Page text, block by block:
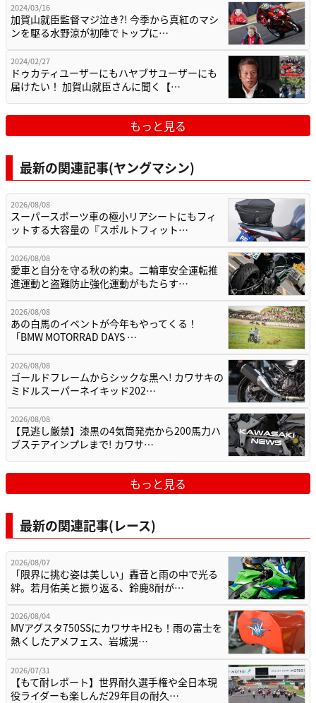
2024/03/16
加賀山就臣監督マジ泣き?! 今季から真紅のマシ
ンを駆る水野涼が初陣でトップに…
2024/02/27
ドゥカティユーザーにもハヤブサユーザーにも
届けたい！ 加賀山就臣さんに聞く【…
もっと見る
最新の関連記事(ヤングマシン)
2026/08/08
スーパースポーツ車の極小リアシートにもフィ
ットする大容量の『スポルトフィット…
2026/08/08
愛車と自分を守る秋の約束。二輪車安全運転推
進運動と盗難防止強化運動がもたらす…
2026/08/08
あの白馬のイベントが今年もやってくる！
「BMW MOTORRAD DAYS …
2026/08/08
ゴールドフレームからシックな黒へ! カワサキの
ミドルスーパーネイキッド202…
2026/08/08
【見逃し厳禁】漆黒の4気筒発売から200馬力ハ
ブステアインプレまで! カワサ…
もっと見る
最新の関連記事(レース)
2026/08/07
「限界に挑む姿は美しい」轟音と雨の中で光る
絆。若月佑美と振り返る、鈴鹿8耐が…
2026/08/04
MVアグスタ750SSにカワサキH2も！雨の富士を
熱くしたアメフェス、岩城滉…
2026/07/31
【もて耐レポート】世界耐久選手権や全日本現
役ライダーも楽しんだ29年目の耐久…